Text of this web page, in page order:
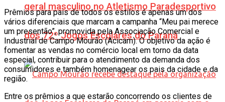
geral masculino no Atletismo Paradesportivo
dos 72º Jogos Escolares do Paraná
Prêmios para pais de todos os estilos é apenas um dos
vários diferenciais que marcam a campanha “Meu pai merece
um presentão”, promovida pela Associação Comercial e
Industrial de Campo Mourão (Acicam). O objetivo da ação é
fomentar as vendas no comércio local em torno da data
especial, contribuir para o atendimento da demanda dos
consumidores e também homenagear os pais da cidade e da
região.
Entre os prêmios a que estarão concorrendo os clientes de